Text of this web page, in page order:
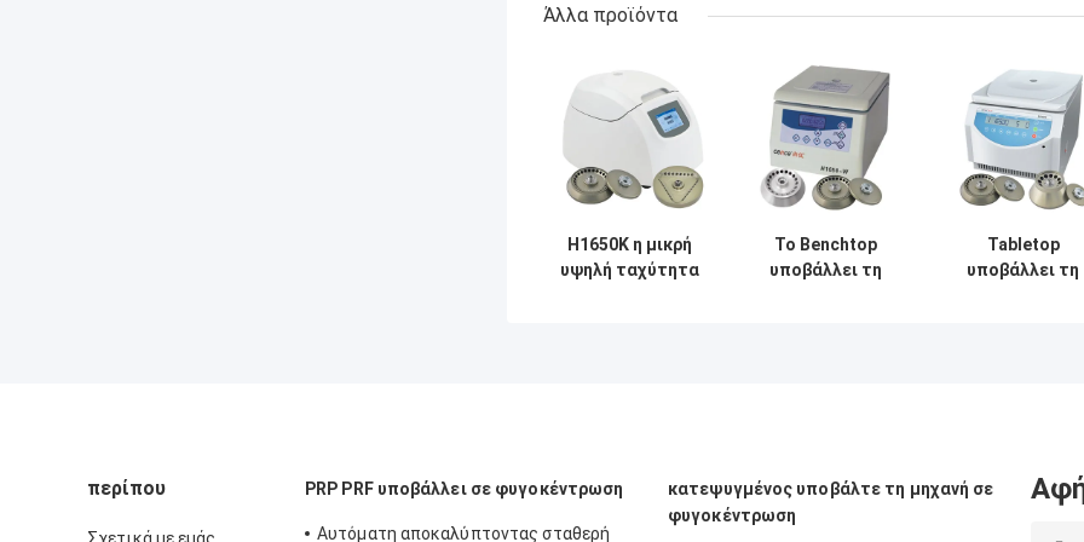
Άλλα προϊόντα
H1650K η μικρή
υψηλή ταχύτητα
Το Benchtop
υποβάλλει τη
Tabletop
υποβάλλει τη
περίπου
Σχετικά με εμάς
PRP PRF υποβάλλει σε φυγοκέντρωση
Αυτόματη αποκαλύπτοντας σταθερή
κατεψυγμένος υποβάλτε τη μηχανή σε
φυγοκέντρωση